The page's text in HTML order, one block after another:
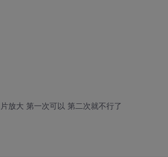
放大 第一次可以 第二次就不行了